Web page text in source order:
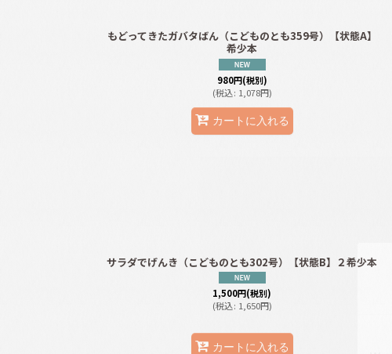
もどってきたガバタばん（こどものとも359号）【状態A】
希少本
980円(税別)
(税込: 1,078円)
カートに入れる
サラダでげんき（こどものとも302号）【状態B】２希少本
1,500円(税別)
(税込: 1,650円)
カートに入れる